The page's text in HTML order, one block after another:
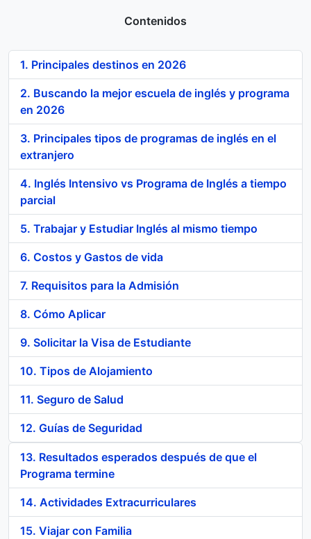
Contenidos
1. Principales destinos en 2026
2. Buscando la mejor escuela de inglés y programa
en 2026
3. Principales tipos de programas de inglés en el
extranjero
4. Inglés Intensivo vs Programa de Inglés a tiempo
parcial
5. Trabajar y Estudiar Inglés al mismo tiempo
6. Costos y Gastos de vida
7. Requisitos para la Admisión
8. Cómo Aplicar
9. Solicitar la Visa de Estudiante
10. Tipos de Alojamiento
11. Seguro de Salud
12. Guías de Seguridad
13. Resultados esperados después de que el
Programa termine
14. Actividades Extracurriculares
15. Viajar con Familia